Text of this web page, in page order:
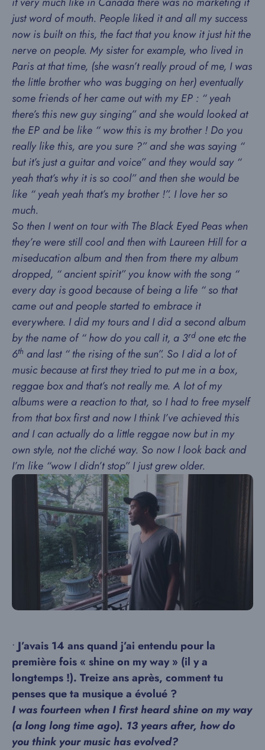
just word of mouth. People liked it and all my success
now is built on this, the fact that you know it just hit the
nerve on people. My sister for example, who lived in
Paris at that time, (she wasn’t really proud of me, I was
the little brother who was bugging on her) eventually
some friends of her came out with my EP : “ yeah
there’s this new guy singing” and she would looked at
the EP and be like “ wow this is my brother ! Do you
really like this, are you sure ?” and she was saying “
but it’s just a guitar and voice” and they would say “
yeah that’s why it is so cool” and then she would be
like “ yeah yeah that’s my brother !”. I love her so
much.
So then I went on tour with The Black Eyed Peas when
they’re were still cool and then with Laureen Hill for a
miseducation album and then from there my album
dropped, “ ancient spirit” you know with the song “
every day is good because of being a life “ so that
came out and people started to embrace it
everywhere. I did my tours and I did a second album
by the name of “ how do you call it, a 3rdone etc the
6th and last “ the rising of the sun”. So I did a lot of
music because at first they tried to put me in a box,
reggae box and that’s not really me. A lot of my
albums were a reaction to that, so I had to free myself
from that box first and now I think I’ve achieved this
and I can actually do a little reggae now but in my
own style, not the cliché way. So now I look back and
I’m like “wow I didn’t stop” I just grew older.
• J’avais 14 ans quand j’ai entendu pour la
première fois « shine on my way » (il y a
longtemps !). Treize ans après, comment tu
penses que ta musique a évolué ?
I was fourteen when I first heard shine on my way
(a long long time ago). 13 years after, how do
you think your music has evolved?